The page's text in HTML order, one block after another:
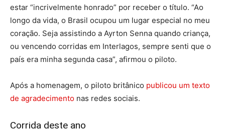
estar “incrivelmente honrado” por receber o título. “Ao
longo da vida, o Brasil ocupou um lugar especial no meu
coração. Seja assistindo a Ayrton Senna quando criança,
ou vencendo corridas em Interlagos, sempre senti que o
país era minha segunda casa”, afirmou o piloto.
Após a homenagem, o piloto britânico publicou um texto
de agradecimento nas redes sociais.
Corrida deste ano